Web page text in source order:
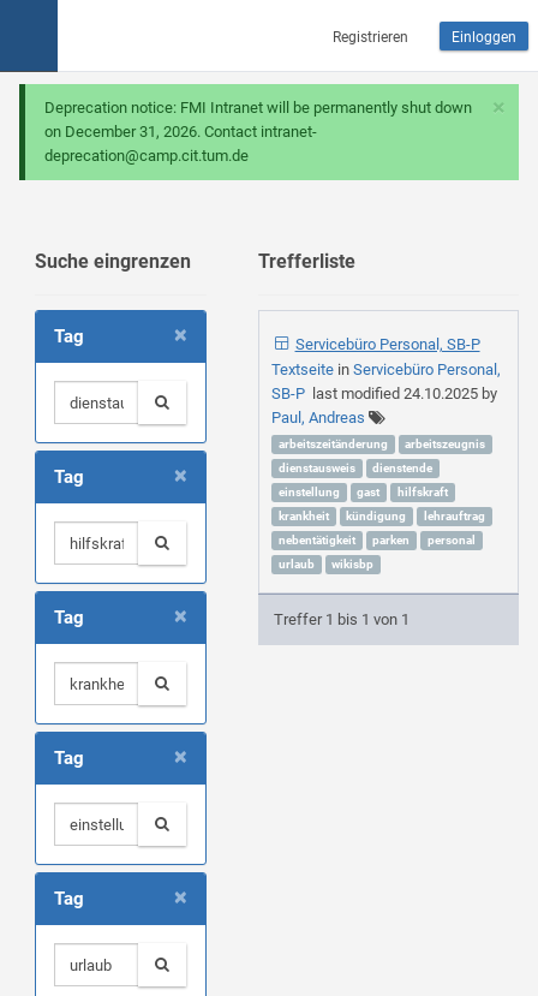
Registrieren Einloggen
×
Deprecation notice: FMI Intranet will be permanently shut down
on December 31, 2026. Contact intranet-
deprecation@camp.cit.tum.de
Suche eingrenzen
×
Tag
×
Tag
×
Tag
×
Tag
×
Tag
Trefferliste
Servicebüro Personal, SB-P
Textseite in Servicebüro Personal,
SB-Plast modified 24.10.2025by
Paul, Andreas
arbeitszeitänderung
arbeitszeugnis
dienstausweis
dienstende
einstellung
gast
hilfskraft
krankheit
kündigung
lehrauftrag
nebentätigkeit
parken
personal
urlaub
wikisbp
Treffer 1 bis 1 von 1